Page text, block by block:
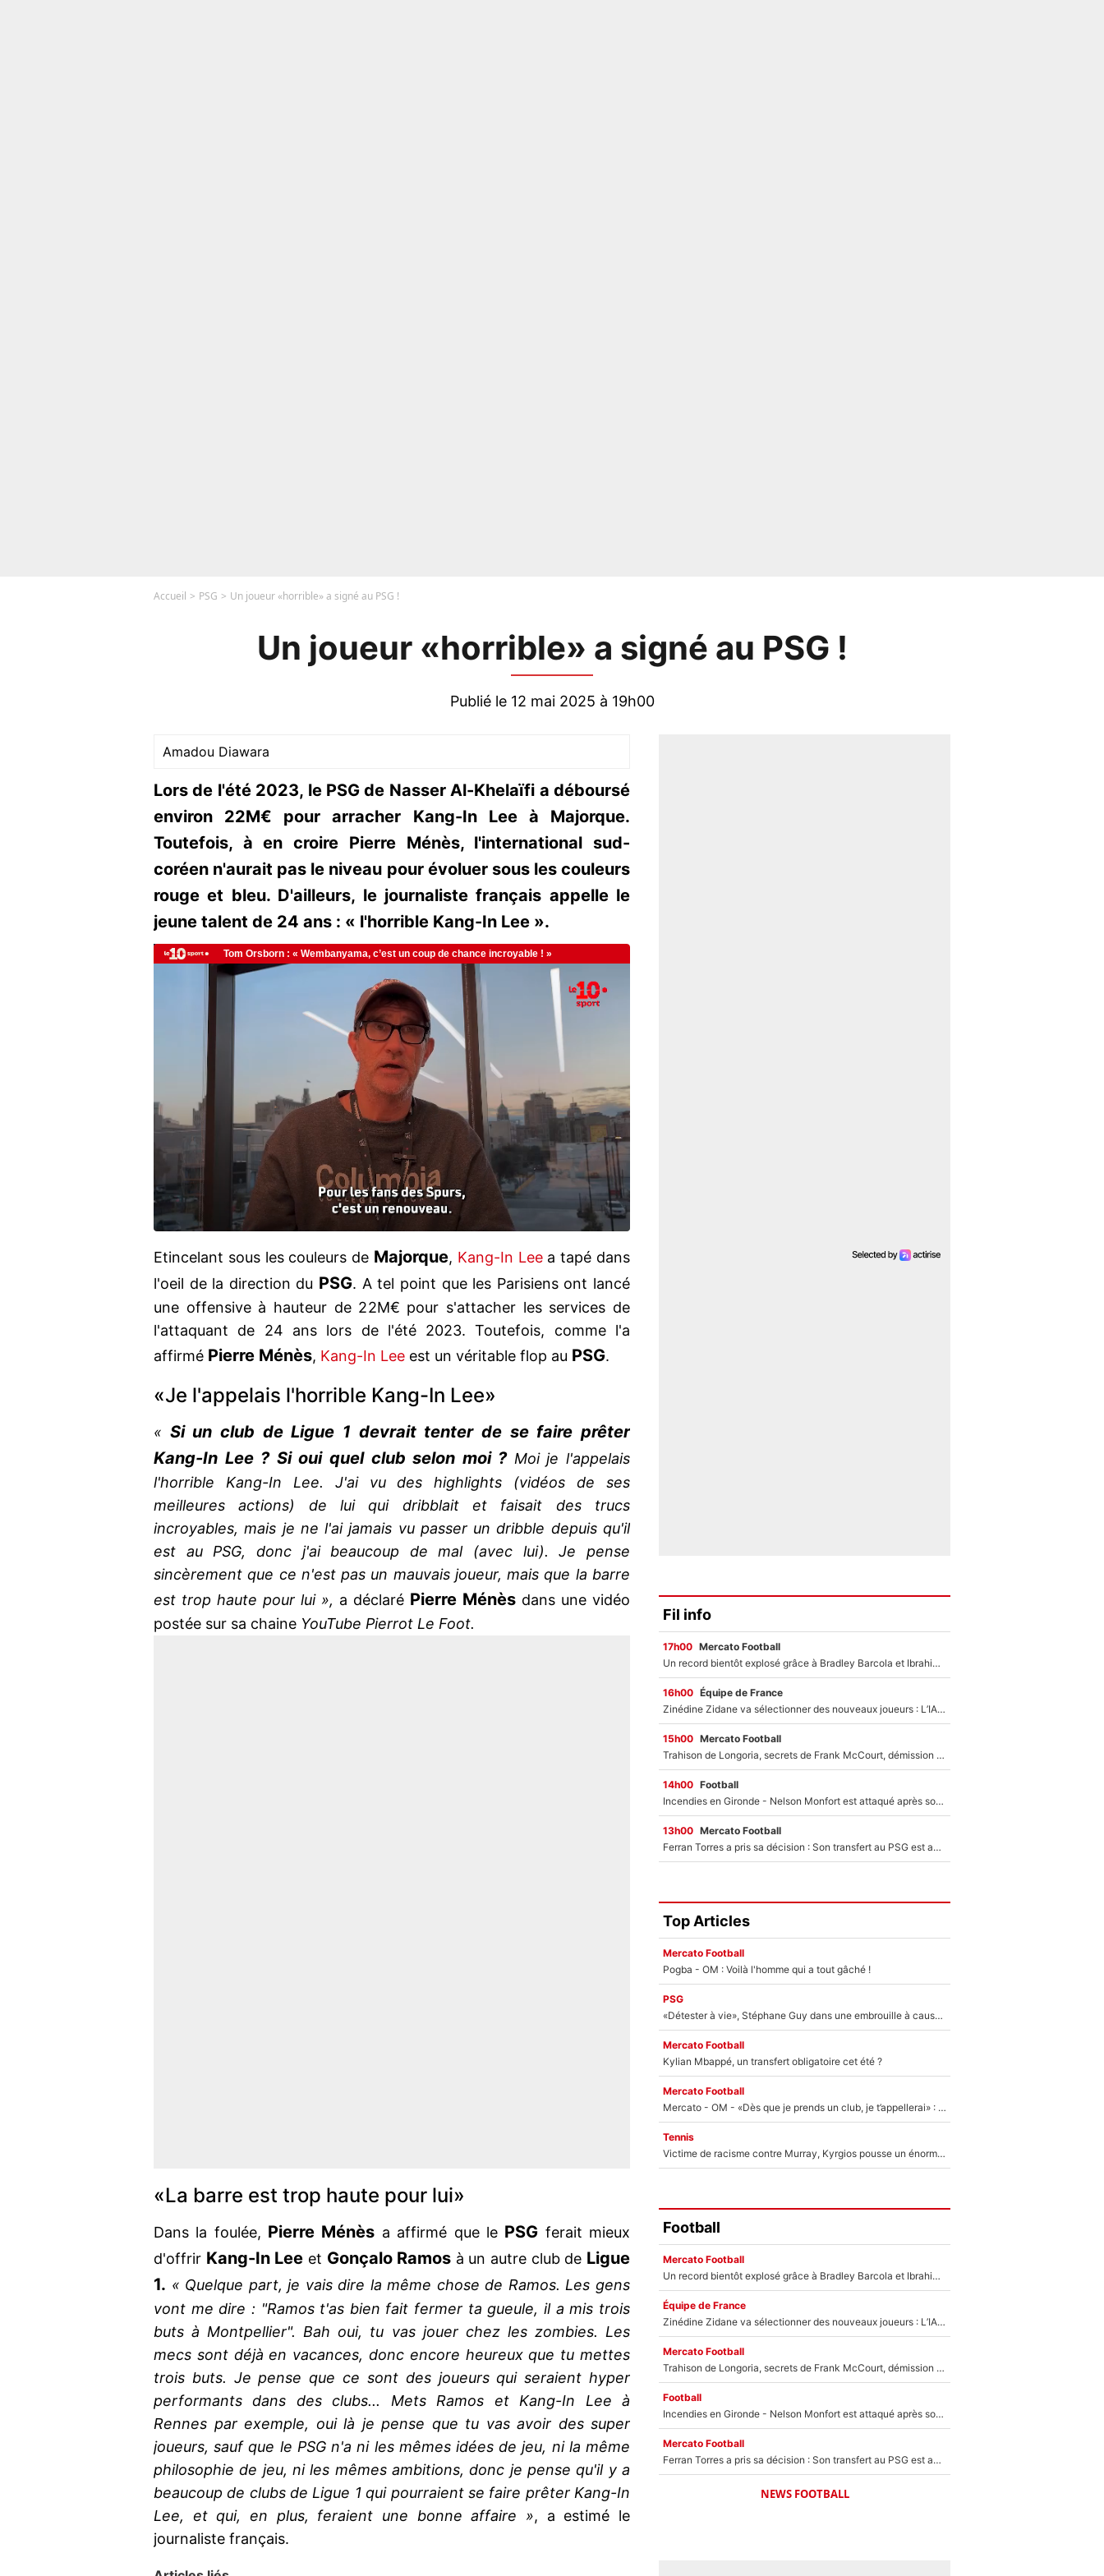
Accueil PSG Un joueur «horrible» a signé au PSG !
Un joueur «horrible» a signé au PSG !
Publié le 12 mai 2025 à 19h00
Amadou Diawara
Lors de l'été 2023, le PSG de Nasser Al-Khelaïfi a déboursé
environ 22M€ pour arracher Kang-In Lee à Majorque.
Toutefois, à en croire Pierre Ménès, l'international sud-
coréen n'aurait pas le niveau pour évoluer sous les couleurs
rouge et bleu. D'ailleurs, le journaliste français appelle le
jeune talent de 24 ans : « l'horrible Kang-In Lee ».
Etincelant sous les couleurs de Majorque, Kang-In Leea tapé dans
l'oeil de la direction du PSG. A tel point que les Parisiens ont lancé
une offensive à hauteur de 22M€ pour s'attacher les services de
l'attaquant de 24 ans lors de l'été 2023. Toutefois, comme l'a
affirmé Pierre Ménès, Kang-In Lee est un véritable flop au PSG.
«Je l'appelais l'horrible Kang-In Lee»
« Si un club de Ligue 1 devrait tenter de se faire prêter
Kang-In Lee ? Si oui quel club selon moi ?Moi je l'appelais
l'horrible Kang-In Lee. J'ai vu des highlights (vidéos de ses
meilleures actions) de lui qui dribblait et faisait des trucs
incroyables, mais je ne l'ai jamais vu passer un dribble depuis qu'il
est au PSG, donc j'ai beaucoup de mal (avec lui). Je pense
sincèrement que ce n'est pas un mauvais joueur, mais que la barre
est trop haute pour lui », a déclaré Pierre Ménès dans une vidéo
postée sur sa chaine YouTube Pierrot Le Foot.
«La barre est trop haute pour lui»
Dans la foulée, Pierre Ménès a affirmé que le PSG ferait mieux
d'offrir Kang-In Lee et Gonçalo Ramos à un autre club de Ligue
1. « Quelque part, je vais dire la même chose de Ramos. Les gens
vont me dire : "Ramos t'as bien fait fermer ta gueule, il a mis trois
buts à Montpellier". Bah oui, tu vas jouer chez les zombies. Les
mecs sont déjà en vacances, donc encore heureux que tu mettes
trois buts. Je pense que ce sont des joueurs qui seraient hyper
performants dans des clubs... Mets Ramos et Kang-In Lee à
Rennes par exemple, oui là je pense que tu vas avoir des super
joueurs, sauf que le PSG n'a ni les mêmes idées de jeu, ni la même
philosophie de jeu, ni les mêmes ambitions, donc je pense qu'il y a
beaucoup de clubs de Ligue 1 qui pourraient se faire prêter Kang-In
Lee, et qui, en plus, feraient une bonne affaire », a estimé le
journaliste français.
Fil info
17h00 Mercato Football
Un record bientôt explosé grâce à Bradley Barcola et Ibrahim Mbaye : Le PSG sur le point de réaliser un mercato historique ?
16h00 Équipe de France
Zinédine Zidane va sélectionner des nouveaux joueurs : L’IA dévoile les 5 cracks qui pourraient rapidement le rejoindre en équipe de France !
15h00 Mercato Football
Trahison de Longoria, secrets de Frank McCourt, démission de Roberto De Zerbi : Medhi Benatia se lâche sur son départ de l'OM et fait d'importantes révélations
14h00 Football
Incendies en Gironde - Nelson Monfort est attaqué après son dérapage sur CNews : «Et lui, il prend combien pour parler dans un studio climatisé?»
13h00 Mercato Football
Ferran Torres a pris sa décision : Son transfert au PSG est annoncé en Espagne !
Top Articles
Mercato Football
Pogba - OM : Voilà l'homme qui a tout gâché !
PSG
«Détester à vie», Stéphane Guy dans une embrouille à cause du PSG !
Mercato Football
Kylian Mbappé, un transfert obligatoire cet été ?
Mercato Football
Mercato - OM - «Dès que je prends un club, je t’appellerai» : La promesse de Marcelino au moment de claquer la porte
Tennis
Victime de racisme contre Murray, Kyrgios pousse un énorme coup de gueule !
Football
Mercato Football
Un record bientôt explosé grâce à Bradley Barcola et Ibrahim Mbaye : Le PSG sur le point de réaliser un mercato historique ?
Équipe de France
Zinédine Zidane va sélectionner des nouveaux joueurs : L’IA dévoile les 5 cracks qui pourraient rapidement le rejoindre en équipe de France !
Mercato Football
Trahison de Longoria, secrets de Frank McCourt, démission de Roberto De Zerbi : Medhi Benatia se lâche sur son départ de l'OM et fait d'importantes révélations
Football
Incendies en Gironde - Nelson Monfort est attaqué après son dérapage sur CNews : «Et lui, il prend combien pour parler dans un studio climatisé?»
Mercato Football
Ferran Torres a pris sa décision : Son transfert au PSG est annoncé en Espagne !
NEWS FOOTBALL